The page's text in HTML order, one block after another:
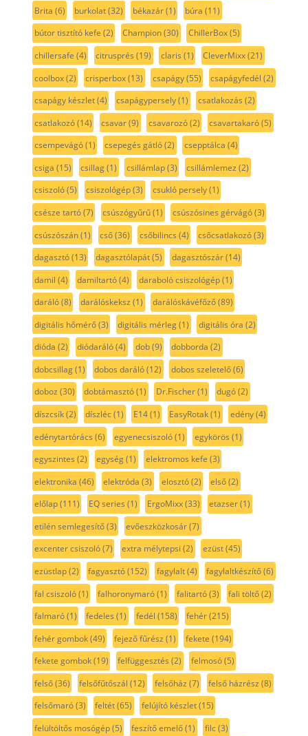
Brita (6) burkolat(32) békazár(1) búra (11)
bútor tisztító kefe (2) Champion(30) ChillerBox(5)
chillersafe (4) citrusprés (19) claris (1) CleverMixx(21)
coolbox(2) crisperbox(13) csapágy(55) csapágyfedél (2)
csapágy készlet(4) csapágypersely(1) csatlakozás (2)
csatlakozó(14) csavar(9) csavarozó(2) csavartakaró(5)
csempevágó(1) csepegés gátló(2) csepptálca (4)
csiga (15) csillag(1) csillámlap(3) csillámlemez (2)
csiszoló(5) csiszológép(3) csukló persely(1)
csésze tartó(7) csúszógyűrű(1) csúszósines gérvágó(3)
csúszószán(1) cső(36) csőbilincs (4) csőcsatlakozó(3)
dagasztó(13) dagasztólapát(5) dagasztószár(14)
damil (4) damiltartó(4) daraboló csiszológép(1)
daráló(8) darálóskeksz (1) darálóskávéfőző(89)
digitális hőmérő(3) digitális mérleg(1) digitális óra (2)
dióda (2) diódaráló(4) dob(9) dobborda (2)
dobcsillag(1) dobos daráló(12) dobos szeletelő(6)
doboz (30) dobtámasztó(1) Dr.Fischer(1) dugó(2)
díszcsík(2) díszléc(1) E14(1) EasyRotak(1) edény(4)
edénytartórács (6) egyenecsiszoló(1) egykörös (1)
egyszintes (2) egység(1) elektromos kefe (3)
elektronika (46) elektróda (3) elosztó(2) első(2)
előlap(111) EQ series (1) ErgoMixx(33) etazser(1)
etilén semlegesítő(3) evőeszközkosár(7)
excenter csiszoló(7) extra mélytepsi (2) ezüst(45)
ezüstlap(2) fagyasztó(152) fagylalt(4) fagylaltkészítő(6)
fal csiszoló(1) falhoronymaró(1) falitartó(3) fali töltő(2)
falmaró(1) fedeles (1) fedél (158) fehér(215)
fehér gombok(49) fejező fűrész (1) fekete (194)
fekete gombok(19) felfüggesztés (2) felmosó(5)
felső(36) felsőfűtőszál (12) felsőház (7) felső házrész (8)
felsőmaró(3) feltét(65) felújító készlet(15)
felültöltős mosógép(5) feszítő emelő(1) filc(3)